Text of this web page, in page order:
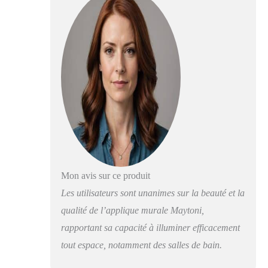
flammes, cette
applique murale
offre un éclairage
impressionnant qui
donne à chaque
pièce une ambiance
chaleureuse et
confortable.
Matériaux de
qualité supérieure :
la structure en
métal doré et les
abat-jour
supérieure assurent
une longue durée
de vie et un aspect
attrayant.
UTILISATION
Mon avis sur ce produit
Les utilisateurs sont unanimes sur la beauté et la
qualité de l’applique murale Maytoni,
rapportant sa capacité à illuminer efficacement
tout espace, notamment des salles de bain.